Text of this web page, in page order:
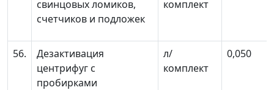
свинцовых ломиков,
счетчиков и подложек
комплект
56.
Дезактивация
центрифуг с
пробирками
л/
комплект
0,050